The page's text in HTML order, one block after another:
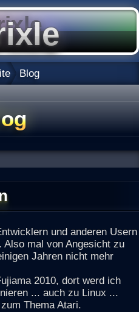
Blog
und anderen Usern
Also mal von Angesicht zu
Jahren nicht mehr
2010, dort werd ich
... auch zu Linux ...
Thema Atari.